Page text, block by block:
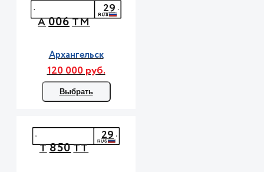
А006ТМ
29
Архангельск
120 000 руб.
Выбрать
Т850ТТ
29